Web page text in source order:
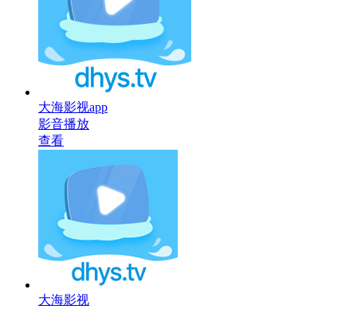
大海影视app
影音播放
查看
大海影视